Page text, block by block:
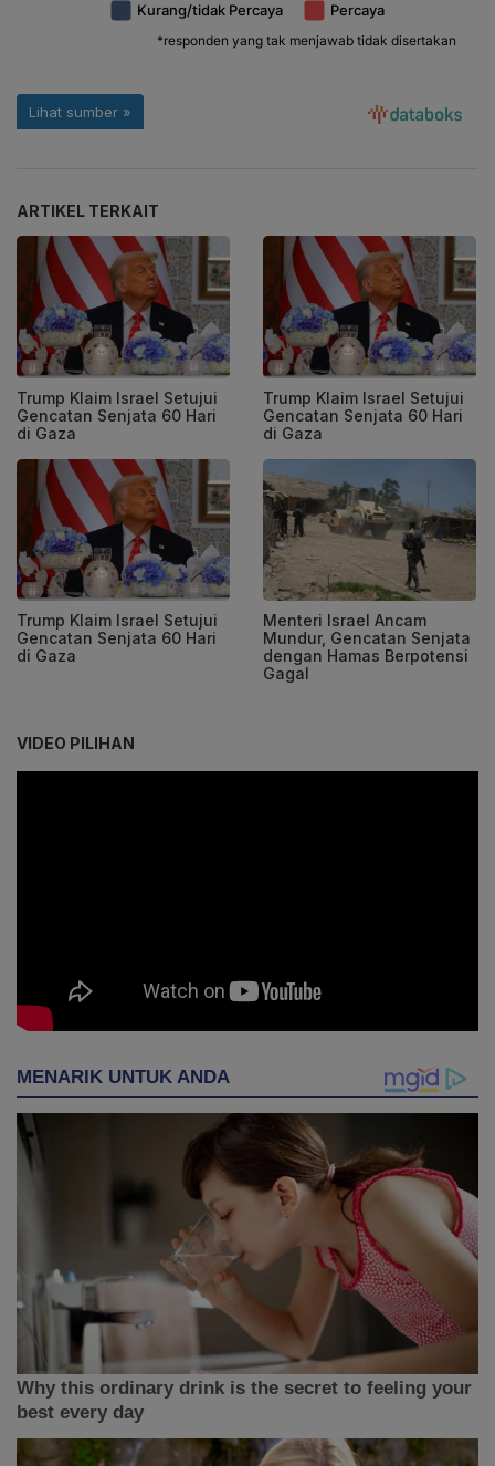
ARTIKEL TERKAIT
Trump Klaim Israel Setujui
Gencatan Senjata 60 Hari
di Gaza
Trump Klaim Israel Setujui
Gencatan Senjata 60 Hari
di Gaza
Trump Klaim Israel Setujui
Gencatan Senjata 60 Hari
di Gaza
Menteri Israel Ancam
Mundur, Gencatan Senjata
dengan Hamas Berpotensi
Gagal
VIDEO PILIHAN